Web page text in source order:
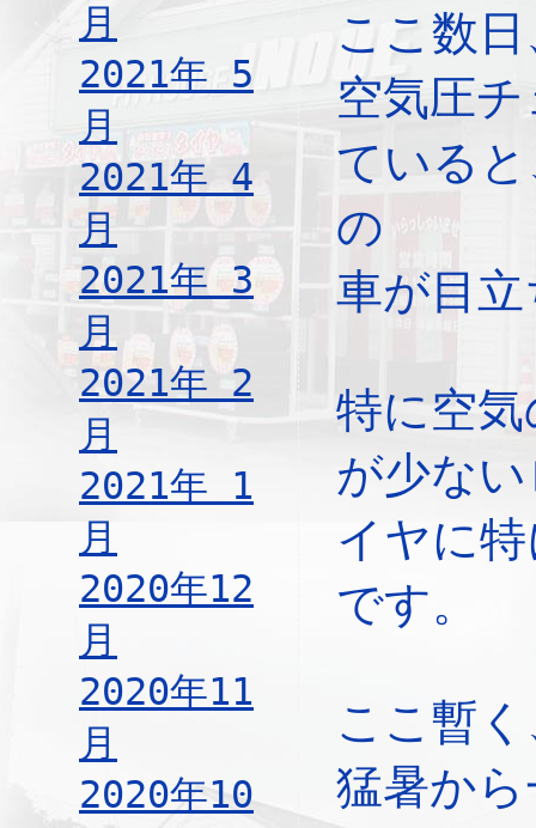
月
2021年 5
月
2021年 4
月
2021年 3
月
2021年 2
月
2021年 1
月
2020年12
月
2020年11
月
2020年10
ここ数
空気圧
ている
の
車が目
特に空
が少な
イヤに
です。
ここ暫
猛暑か